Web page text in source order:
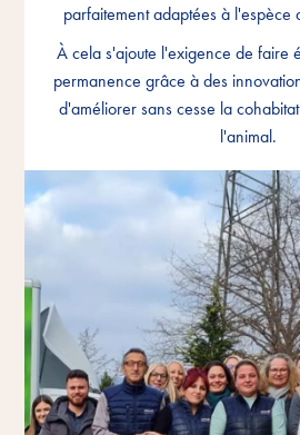
parfaitement adaptées à l'espèce
À cela s'ajoute l'exigence de faire
permanence grâce à des
d'améliorer sans cesse la
l'animal.
parfaitement adaptées à l'espèce
À cela s'ajoute l'exigence de faire
permanence grâce à des
d'améliorer sans cesse la
l'animal.
parfaitement adaptées à l'espèce
À cela s'ajoute l'exigence de faire
permanence grâce à des
d'améliorer sans cesse la
l'animal.